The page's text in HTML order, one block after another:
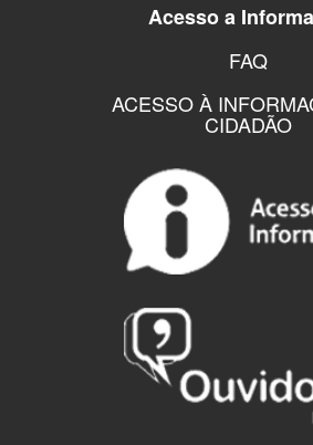
Acesso a
FAQ
ACESSO À
CIDADÃO